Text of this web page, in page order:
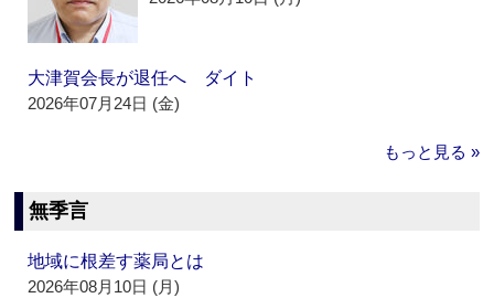
大津賀会長が退任へ ダイト
2026年07月24日 (金)
もっと見る »
無季言
地域に根差す薬局とは
2026年08月10日 (月)